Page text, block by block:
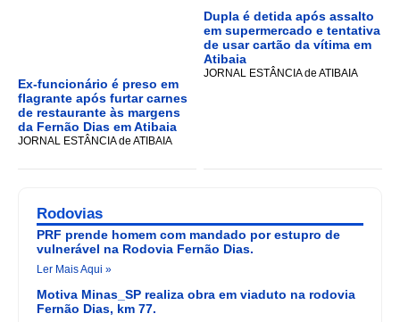
Ex-funcionário é preso em
flagrante após furtar carnes
de restaurante às margens
da Fernão Dias em Atibaia
JORNAL ESTÂNCIA de ATIBAIA
Dupla é detida após assalto
em supermercado e tentativa
de usar cartão da vítima em
Atibaia
JORNAL ESTÂNCIA de ATIBAIA
Rodovias
PRF prende homem com mandado por estupro de
vulnerável na Rodovia Fernão Dias.
Ler Mais Aqui »
Motiva Minas_SP realiza obra em viaduto na rodovia
Fernão Dias, km 77.